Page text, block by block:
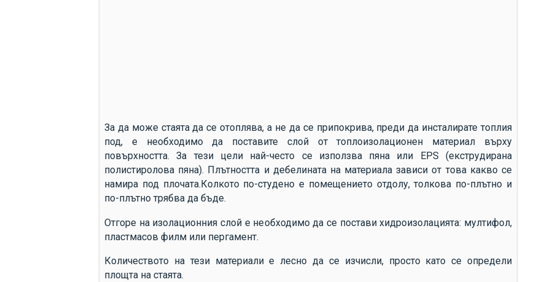
За да може стаята да се отоплява, а не да се припокрива, преди да инсталирате топлия
под, е необходимо да поставите слой от топлоизолационен материал върху
повърхността. За тези цели най-често се използва пяна или EPS (екструдирана
полистиролова пяна). Плътността и дебелината на материала зависи от това какво се
намира под плочата.Колкото по-студено е помещението отдолу, толкова по-плътно и
по-плътно трябва да бъде.
Отгоре на изолационния слой е необходимо да се постави хидроизолацията: мултифол,
пластмасов филм или пергамент.
Количеството на тези материали е лесно да се изчисли, просто като се определи
площта на стаята.